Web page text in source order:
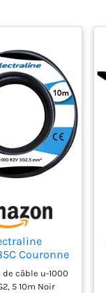
Couronne
U-1000 R2V
10M, Noir
de câble u-1000
5 10m Noir